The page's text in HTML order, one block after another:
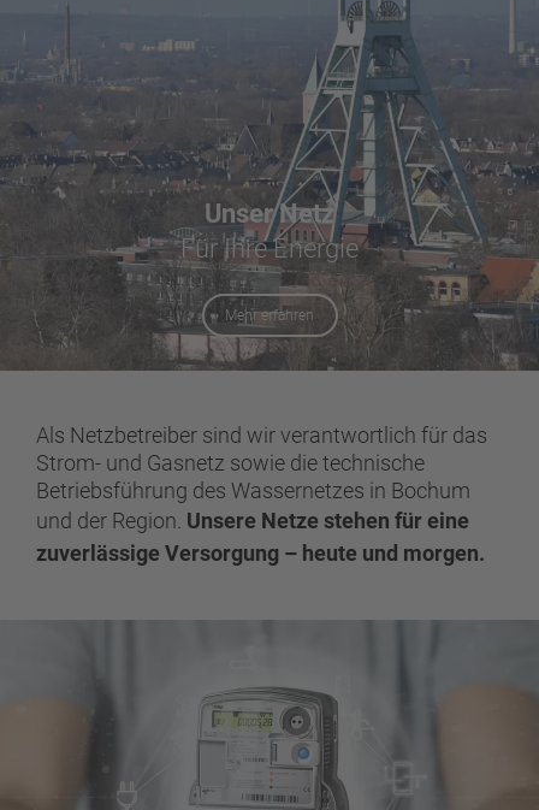
Unser Netz
Für Ihre Energie
Mehr erfahren
Als Netzbetreiber sind wir verantwortlich für das
Strom- und Gasnetz sowie die technische
Betriebsführung des Wassernetzes in Bochum
und der Region. Unsere Netze stehen für eine
zuverlässige Versorgung – heute und morgen.